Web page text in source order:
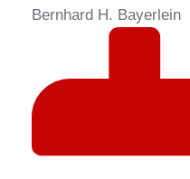
Bernhard H. Bayerlein